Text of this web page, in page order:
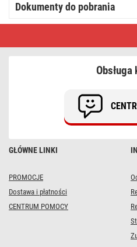
Dokumenty do pobrania
Vintage
biel
GŁÓWNE LINKI
PROMOCJE
Dostawa i płatności
CENTRUM POMOCY